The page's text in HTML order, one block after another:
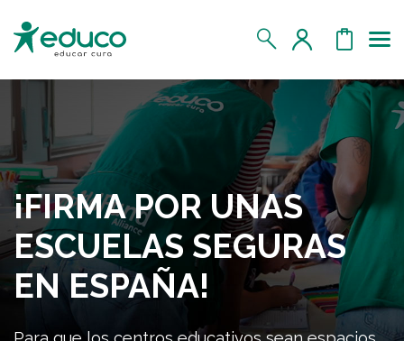
MIS DATOS
MIS DONATIVOS
MIS APADRINADOS
MIS RETOS SOLIDARIOS
CERRAR SESIÓN
¡FIRMA POR UNAS
ESCUELAS SEGURAS
EN ESPAÑA!